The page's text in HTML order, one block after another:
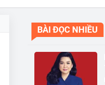
BÀI ĐỌC NHIỀU